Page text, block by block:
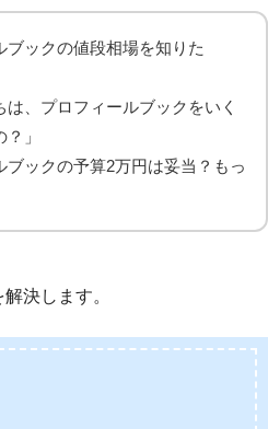
ブックの値段相場を知りた
は、プロフィールブックをいく
」
ブックの予算2万円は妥当？もっ
決します。